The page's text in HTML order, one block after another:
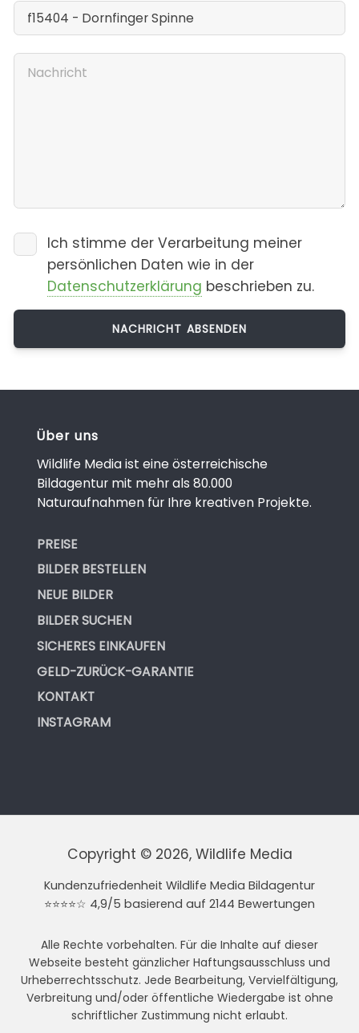
Ich stimme der Verarbeitung meiner
persönlichen Daten wie in der
Datenschutzerklärung beschrieben zu.
Über uns
Wildlife Media ist eine österreichische
Bildagentur mit mehr als 80.000
Naturaufnahmen für Ihre kreativen Projekte.
PREISE
BILDER BESTELLEN
NEUE BILDER
BILDER SUCHEN
SICHERES EINKAUFEN
GELD-ZURÜCK-GARANTIE
KONTAKT
INSTAGRAM
Copyright © 2026, Wildlife Media
Kundenzufriedenheit Wildlife Media Bildagentur
⭐⭐⭐⭐☆ 4,9/5 basierend auf 2144 Bewertungen
Alle Rechte vorbehalten. Für die Inhalte auf dieser
Webseite besteht gänzlicher Haftungsausschluss und
Urheberrechtsschutz. Jede Bearbeitung, Vervielfältigung,
Verbreitung und/oder öffentliche Wiedergabe ist ohne
schriftlicher Zustimmung nicht erlaubt.